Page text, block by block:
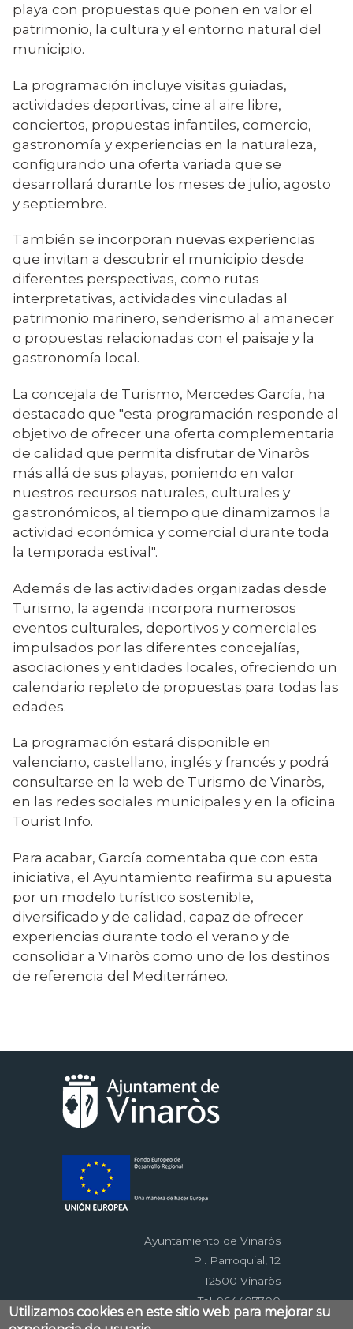
playa con propuestas que ponen en valor el
patrimonio, la cultura y el entorno natural del
municipio.
La programación incluye visitas guiadas,
actividades deportivas, cine al aire libre,
conciertos, propuestas infantiles, comercio,
gastronomía y experiencias en la naturaleza,
configurando una oferta variada que se
desarrollará durante los meses de julio, agosto
y septiembre.
También se incorporan nuevas experiencias
que invitan a descubrir el municipio desde
diferentes perspectivas, como rutas
interpretativas, actividades vinculadas al
patrimonio marinero, senderismo al amanecer
o propuestas relacionadas con el paisaje y la
gastronomía local.
La concejala de Turismo, Mercedes García, ha
destacado que "esta programación responde al
objetivo de ofrecer una oferta complementaria
de calidad que permita disfrutar de Vinaròs
más allá de sus playas, poniendo en valor
nuestros recursos naturales, culturales y
gastronómicos, al tiempo que dinamizamos la
actividad económica y comercial durante toda
la temporada estival".
Además de las actividades organizadas desde
Turismo, la agenda incorpora numerosos
eventos culturales, deportivos y comerciales
impulsados por las diferentes concejalías,
asociaciones y entidades locales, ofreciendo un
calendario repleto de propuestas para todas las
edades.
La programación estará disponible en
valenciano, castellano, inglés y francés y podrá
consultarse en la web de Turismo de Vinaròs,
en las redes sociales municipales y en la oficina
Tourist Info.
Para acabar, García comentaba que con esta
iniciativa, el Ayuntamiento reafirma su apuesta
por un modelo turístico sostenible,
diversificado y de calidad, capaz de ofrecer
experiencias durante todo el verano y de
consolidar a Vinaròs como uno de los destinos
de referencia del Mediterráneo.
Ayuntamiento de Vinaròs
Pl. Parroquial, 12
12500 Vinaròs
Tel. 964407700
Utilizamos cookies en este sitio web para mejorar su